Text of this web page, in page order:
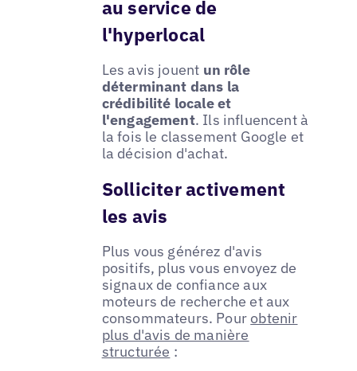
au service de
l'hyperlocal
Les avis jouent un rôle
déterminant dans la
crédibilité locale et
l'engagement. Ils influencent à
la fois le classement Google et
la décision d'achat.
Solliciter activement
les avis
Plus vous générez d'avis
positifs, plus vous envoyez de
signaux de confiance aux
moteurs de recherche et aux
consommateurs. Pour obtenir
plus d'avis de manière
structurée :